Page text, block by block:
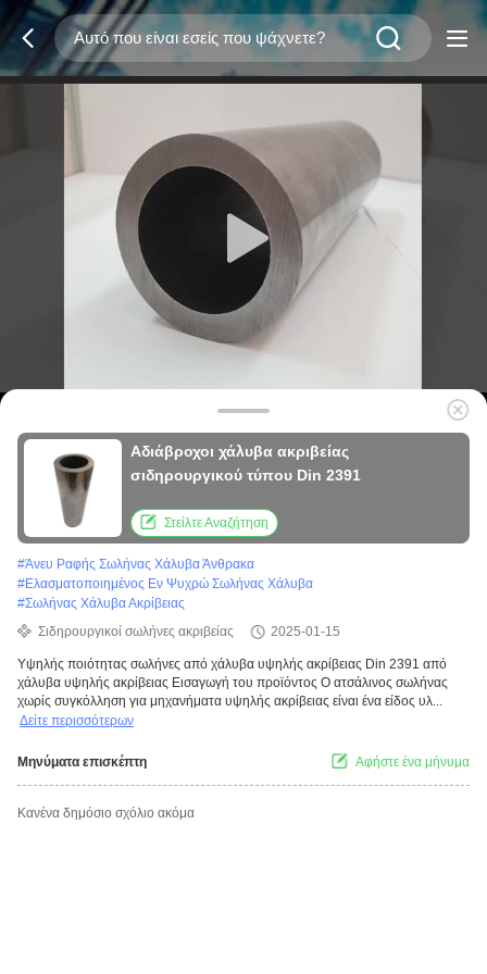
Αδιάβροχοι χάλυβα ακριβείας
σιδηρουργικού τύπου Din 2391
Στείλτε Αναζήτηση
#Άνευ Ραφής Σωλήνας Χάλυβα Άνθρακα
#Ελασματοποιημένος Εν Ψυχρώ Σωλήνας Χάλυβα
#Σωλήνας Χάλυβα Ακρίβειας
Σιδηρουργικοί σωλήνες ακριβείας
2025-01-15
Υψηλής ποιότητας σωλήνες από χάλυβα υψηλής ακρίβειας Din 2391 από
χάλυβα υψηλής ακρίβειας Εισαγωγή του προϊόντος Ο ατσάλινος σωλήνας
χωρίς συγκόλληση για μηχανήματα υψηλής ακρίβειας είναι ένα είδος υλ...
Δείτε περισσότερων
Μηνύματα επισκέπτη Αφήστε ένα μήνυμα
Κανένα δημόσιο σχόλιο ακόμα